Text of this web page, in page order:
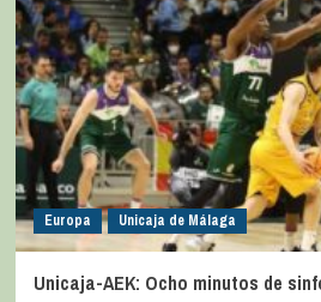
Europa Unicaja de Málaga
Unicaja-AEK: Ocho minutos de